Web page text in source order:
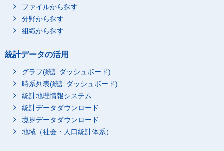
ファイルから探す
分野から探す
組織から探す
統計データの活用
グラフ(統計ダッシュボード)
時系列表(統計ダッシュボード)
統計地理情報システム
統計データダウンロード
境界データダウンロード
地域（社会・人口統計体系）